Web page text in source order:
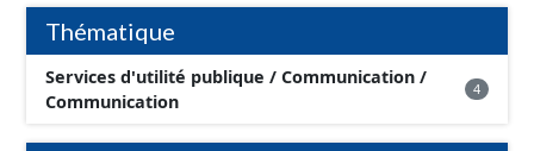
fonctionnels (regard, station, poste de refoulement,
vanne, décharge, dessableur, clapet ...).
Thématique
Services d'utilité publique / Communication /
Communication
4